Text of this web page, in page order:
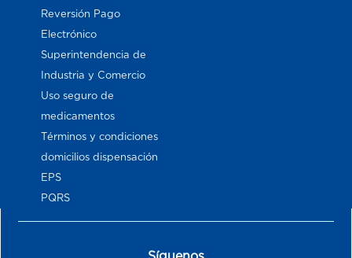
Reversión Pago
Electrónico
Superintendencia de
Industria y Comercio
Uso seguro de
medicamentos
Términos y condiciones
domicilios dispensación
EPS
PQRS